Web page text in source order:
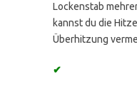
Lockenstab
kannst du die
Überhitzung
✔